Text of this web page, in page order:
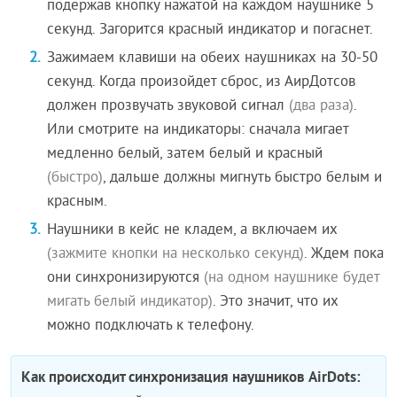
подержав кнопку нажатой на каждом наушнике 5
секунд. Загорится красный индикатор и погаснет.
Зажимаем клавиши на обеих наушниках на 30-50
секунд. Когда произойдет сброс, из АирДотсов
должен прозвучать звуковой сигнал (два раза).
Или смотрите на индикаторы: сначала мигает
медленно белый, затем белый и красный
(быстро), дальше должны мигнуть быстро белым и
красным.
Наушники в кейс не кладем, а включаем их
(зажмите кнопки на несколько секунд). Ждем пока
они синхронизируются (на одном наушнике будет
мигать белый индикатор). Это значит, что их
можно подключать к телефону.
Как происходит синхронизация наушников AirDots: